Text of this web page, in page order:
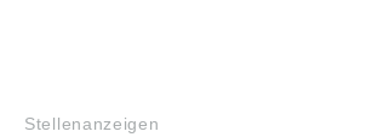
Stellenanzeigen